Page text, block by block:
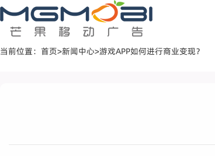
当前位置： 首页>新闻中心>游戏APP如何进行商业变现？